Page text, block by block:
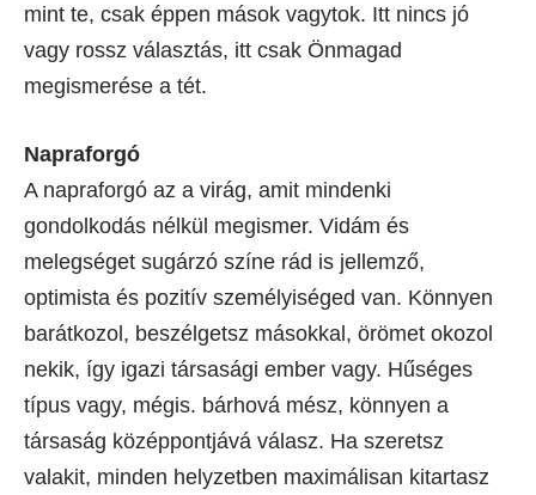
mint te, csak éppen mások vagytok. Itt nincs jó
vagy rossz választás, itt csak Önmagad
megismerése a tét.
Napraforgó
A napraforgó az a virág, amit mindenki
gondolkodás nélkül megismer. Vidám és
melegséget sugárzó színe rád is jellemző,
optimista és pozitív személyiséged van. Könnyen
barátkozol, beszélgetsz másokkal, örömet okozol
nekik, így igazi társasági ember vagy. Hűséges
típus vagy, mégis. bárhová mész, könnyen a
társaság középpontjává válasz. Ha szeretsz
valakit, minden helyzetben maximálisan kitartasz